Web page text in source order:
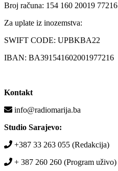
Broj računa: 154 160 20019 77216
Za uplate iz inozemstva:
SWIFT CODE: UPBKBA22
IBAN: BA391541602001977216
Kontakt
info@radiomarija.ba
Studio Sarajevo:
+387 33 263 055 (Redakcija)
+ 387 260 260 (Program uživo)